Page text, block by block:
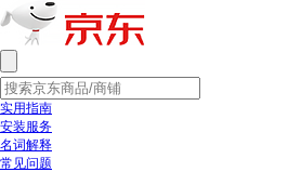
实用指南
安装服务
名词解释
常见问题